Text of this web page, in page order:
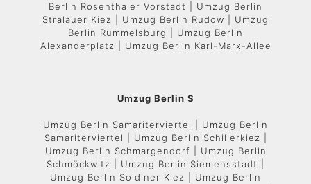
Berlin Rosenthaler Vorstadt | Umzug Berlin
Stralauer Kiez | Umzug Berlin Rudow | Umzug
Berlin Rummelsburg | Umzug Berlin
Alexanderplatz | Umzug Berlin Karl-Marx-Allee
Umzug Berlin S
Umzug Berlin Samariterviertel | Umzug Berlin
Samariterviertel | Umzug Berlin Schillerkiez |
Umzug Berlin Schmargendorf | Umzug Berlin
Schmöckwitz | Umzug Berlin Siemensstadt |
Umzug Berlin Soldiner Kiez | Umzug Berlin